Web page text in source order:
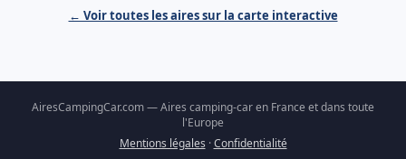
← Voir toutes les aires sur la carte interactive
AiresCampingCar.com — Aires camping-car en France et dans toute
l'Europe
Mentions légales ·Confidentialité